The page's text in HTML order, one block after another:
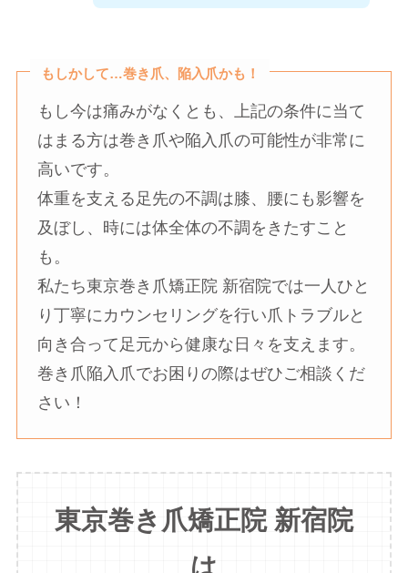
もしかして…巻き爪、陥入爪かも！
もし今は痛みがなくとも、上記の条件に当て
はまる方は巻き爪や陥入爪の可能性が非常に
高いです。
体重を支える足先の不調は膝、腰にも影響を
及ぼし、時には体全体の不調をきたすこと
も。
私たち東京巻き爪矯正院 新宿院では一人ひと
り丁寧にカウンセリングを行い爪トラブルと
向き合って足元から健康な日々を支えます。
巻き爪陥入爪でお困りの際はぜひご相談くだ
さい！
東京巻き爪矯正院 新宿院
は